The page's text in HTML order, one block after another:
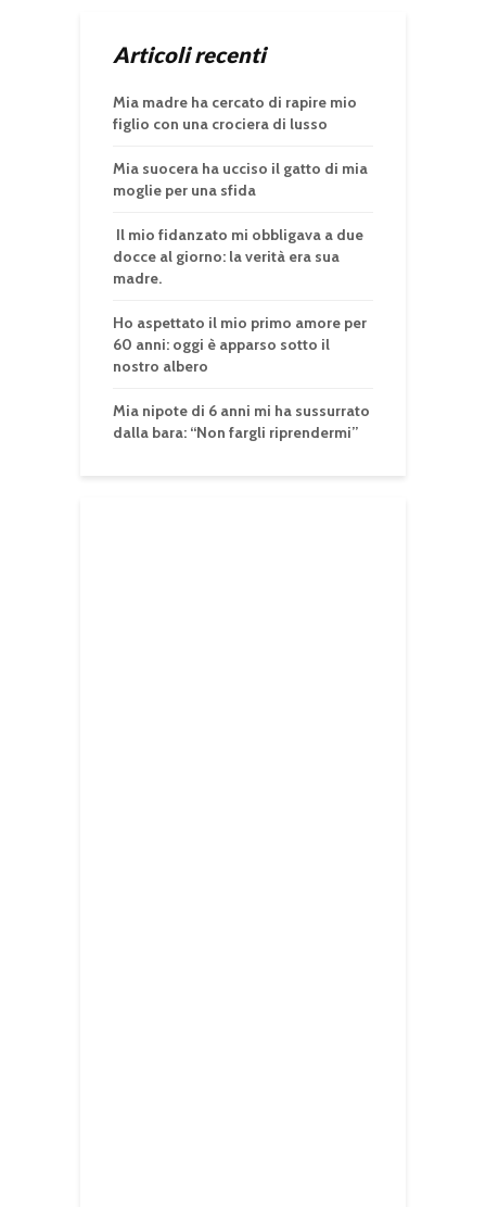
Articoli recenti
Mia madre ha cercato di rapire mio
figlio con una crociera di lusso
Mia suocera ha ucciso il gatto di mia
moglie per una sfida
Il mio fidanzato mi obbligava a due
docce al giorno: la verità era sua
madre.
Ho aspettato il mio primo amore per
60 anni: oggi è apparso sotto il
nostro albero
Mia nipote di 6 anni mi ha sussurrato
dalla bara: “Non fargli riprendermi”